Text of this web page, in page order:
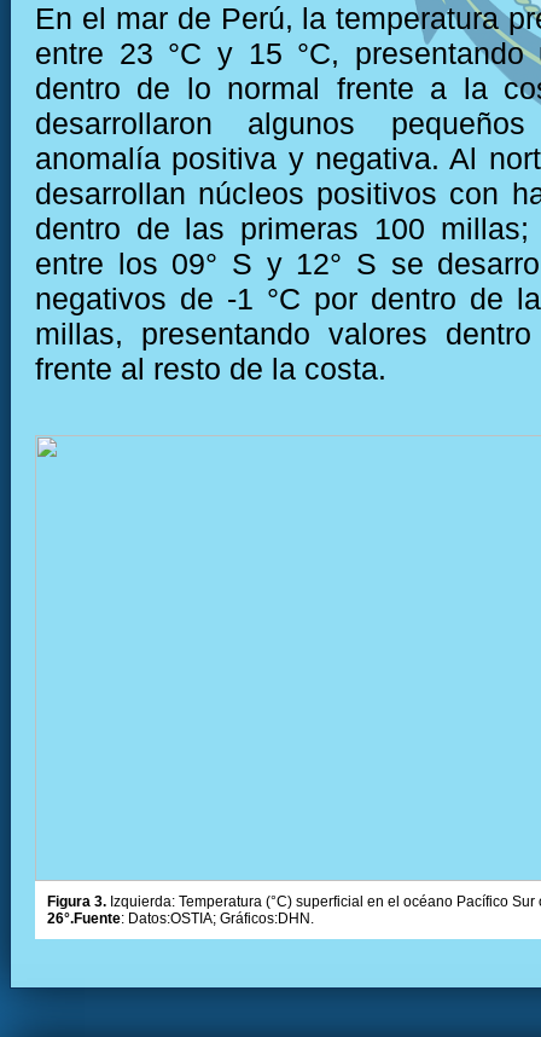
En el mar de Perú, la temperatura
entre 23 °C y 15 °C, presentando
dentro de lo normal frente a la
desarrollaron algunos
anomalía positiva y negativa. Al
desarrollan núcleos positivos con
dentro de las primeras 100 millas;
entre los 09° S y 12° S se
negativos de -1 °C por dentro de
millas, presentando valores
frente al resto de la costa.
Figura 3. Izquierda: Temperatura (°C) superficial en el océano Pacífico
26°.Fuente: Datos:OSTIA; Gráficos:DHN.